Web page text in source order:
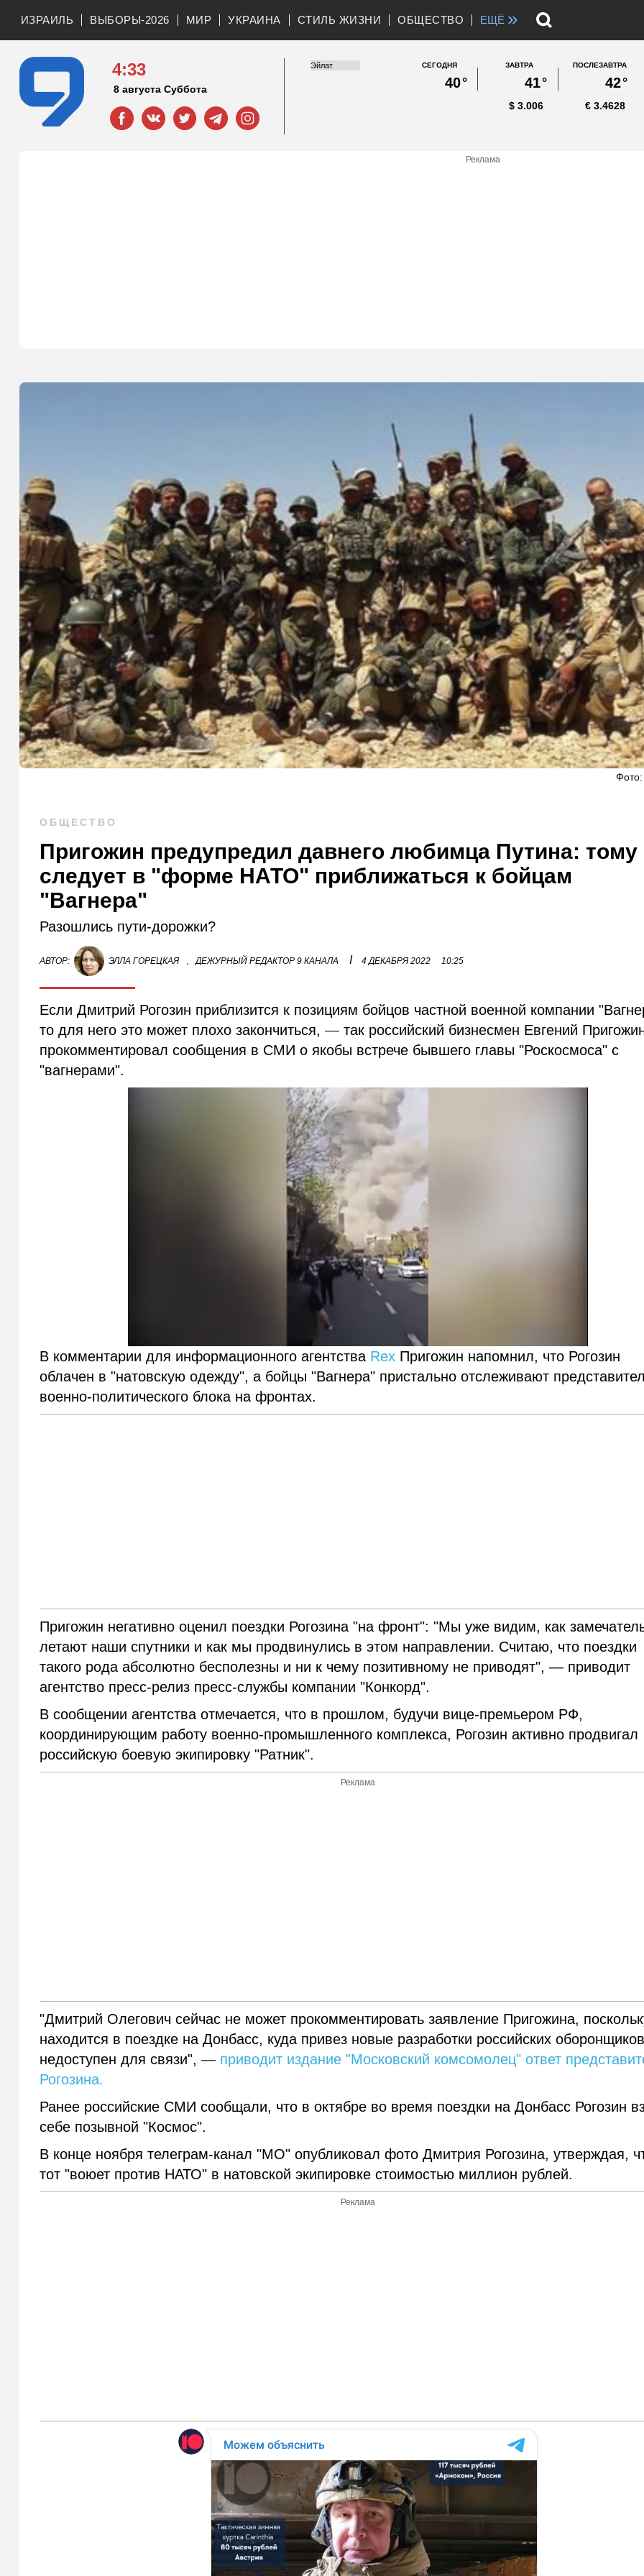
ИЗРАИЛЬ ВЫБОРЫ-2026 МИР УКРАИНА СТИЛЬ ЖИЗНИ ОБЩЕСТВО ЕЩЁ »
4:33
8 августа Суббота
СЕГОДНЯ
40°
ЗАВТРА
41°
ПОСЛЕЗАВТРА
42°
3.006
$ 3.4628
€
Реклама
Фото:
ОБЩЕСТВО
Пригожин предупредил давнего любимца Путина: тому
следует в "форме НАТО" приближаться к бойцам
"Вагнера"
Разошлись пути-дорожки?
АВТОР: ЭЛЛА ГОРЕЦКАЯ , ДЕЖУРНЫЙ РЕДАКТОР 9 КАНАЛА I 4 ДЕКАБРЯ 2022 10:25
Если Дмитрий Рогозин приблизится к позициям бойцов частной военной компании
то для него это может плохо закончиться,— так российский бизнесмен Евгений
прокомментировал сообщения в СМИ о якобы встрече бывшего главы "Роскосмоса" с
"вагнерами".
В комментарии для информационного агентства Rex Пригожин напомнил, что Рогозин
облачен в "натовскую одежду", а бойцы "Вагнера" пристально отслеживают
военно-политического блока на фронтах.
Пригожин негативно оценил поездки Рогозина "на фронт": "Мы уже видим, как
летают наши спутники и как мы продвинулись в этом направлении. Считаю, что поездки
такого рода абсолютно бесполезны и ни к чему позитивному не приводят", — приводит
агентство пресс-релиз пресс-службы компании "Конкорд".
В сообщении агентства отмечается, что в прошлом, будучи вице-премьером РФ,
координирующим работу военно-промышленного комплекса, Рогозин активно продвигал
российскую боевую экипировку "Ратник".
Реклама
"Дмитрий Олегович сейчас не может прокомментировать заявление Пригожина,
находится в поездке на Донбасс, куда привез новые разработки российских
недоступен для связи",— приводит издание "Московский комсомолец" ответ
Рогозина.
Ранее российские СМИ сообщали, что в октябре во время поездки на Донбасс Рогозин
себе позывной "Космос".
В конце ноября телеграм-канал "МО" опубликовал фото Дмитрия Рогозина, утверждая,
тот "воюет против НАТО" в натовской экипировке стоимостью миллион рублей.
Реклама